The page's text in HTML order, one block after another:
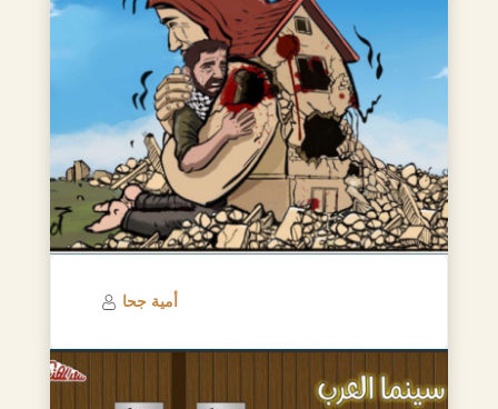
أمية جحا